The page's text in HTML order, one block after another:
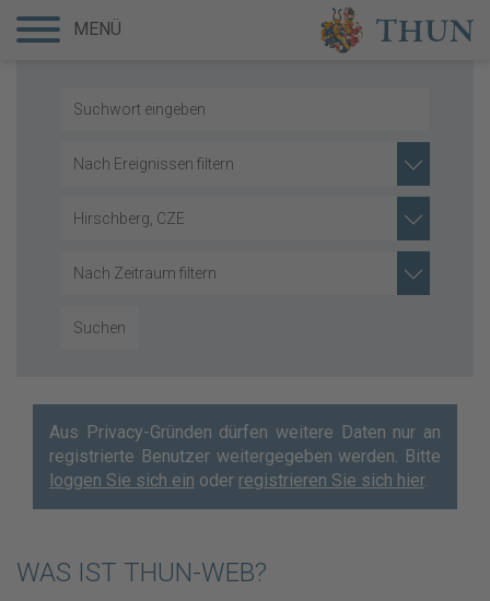
Nach Ereignissen filtern
Hirschberg, CZE
Nach Zeitraum filtern
Suchen
Aus Privacy-Gründen dürfen weitere Daten nur an
registrierte Benutzer weitergegeben werden. Bitte
loggen Sie sich ein oder registrieren Sie sich hier.
WAS IST THUN-WEB?
MENÜ